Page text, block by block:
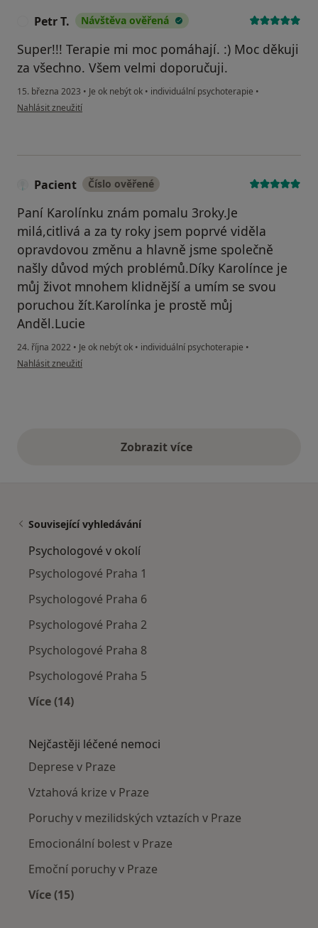
Petr T. Návštěva ověřená
Super!!! Terapie mi moc pomáhají. :) Moc děkuji
za všechno. Všem velmi doporučuji.
15. března 2023 • Je ok nebýt ok • individuální psychoterapie •
podle názoru uživatele Petr T.
Nahlásit zneužití
Pacient Číslo ověřené
Paní Karolínku znám pomalu 3roky.Je
milá,citlivá a za ty roky jsem poprvé viděla
opravdovou změnu a hlavně jsme společně
našly důvod mých problémů.Díky Karolínce je
můj život mnohem klidnější a umím se svou
poruchou žít.Karolínka je prostě můj
Anděl.Lucie
24. října 2022 • Je ok nebýt ok • individuální psychoterapie •
podle názoru uživatele Pacient
Nahlásit zneužití
Zobrazit vícevýše uvedené názory
Související vyhledávání
Psychologové v okolí
Psychologové Praha 1
Psychologové Praha 6
Psychologové Praha 2
Psychologové Praha 8
Psychologové Praha 5
Více (14)
Nejčastěji léčené nemoci
Deprese v Praze
Vztahová krize v Praze
Poruchy v mezilidských vztazích v Praze
Emocionální bolest v Praze
Emoční poruchy v Praze
Více (15)